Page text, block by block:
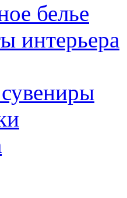
белье
интерьера